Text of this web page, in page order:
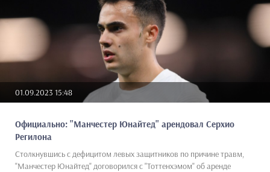
01.09.2023 15:48
Официально: "Манчестер Юнайтед" арендовал Серхио
Регилона
Столкнувшись с дефицитом левых защитников по причине травм,
"Манчестер Юнайтед" договорился с "Тоттенхэмом" об аренде